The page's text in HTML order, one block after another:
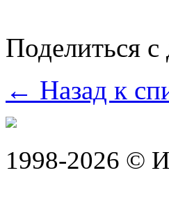
Поделиться с
← Назад к
1998-2026 ©